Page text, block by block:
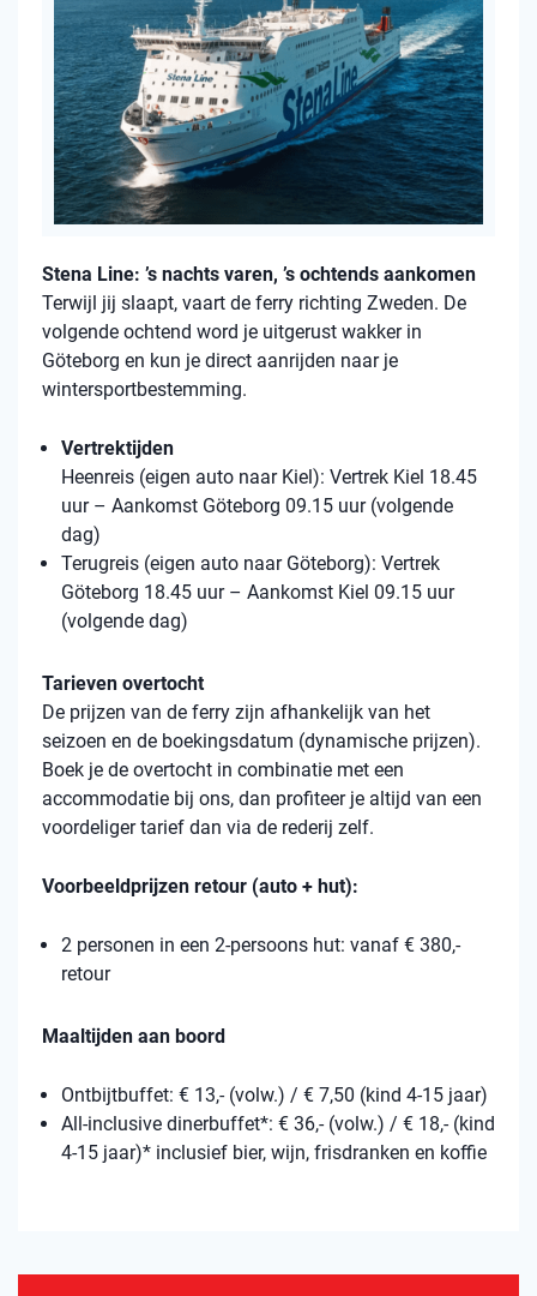
Stena Line: ’s nachts varen, ’s ochtends aankomen
Terwijl jij slaapt, vaart de ferry richting Zweden. De
volgende ochtend word je uitgerust wakker in
Göteborg en kun je direct aanrijden naar je
wintersportbestemming.
Vertrektijden
Heenreis (eigen auto naar Kiel): Vertrek Kiel 18.45
uur – Aankomst Göteborg 09.15 uur (volgende
dag)
Terugreis (eigen auto naar Göteborg): Vertrek
Göteborg 18.45 uur – Aankomst Kiel 09.15 uur
(volgende dag)
Tarieven overtocht
De prijzen van de ferry zijn afhankelijk van het
seizoen en de boekingsdatum (dynamische prijzen).
Boek je de overtocht in combinatie met een
accommodatie bij ons, dan profiteer je altijd van een
voordeliger tarief dan via de rederij zelf.
Voorbeeldprijzen retour (auto + hut):
2 personen in een 2-persoons hut: vanaf € 380,-
retour
Maaltijden aan boord
Ontbijtbuffet: € 13,- (volw.) / € 7,50 (kind 4-15 jaar)
All-inclusive dinerbuffet*: € 36,- (volw.) / € 18,- (kind
4-15 jaar)* inclusief bier, wijn, frisdranken en koffie